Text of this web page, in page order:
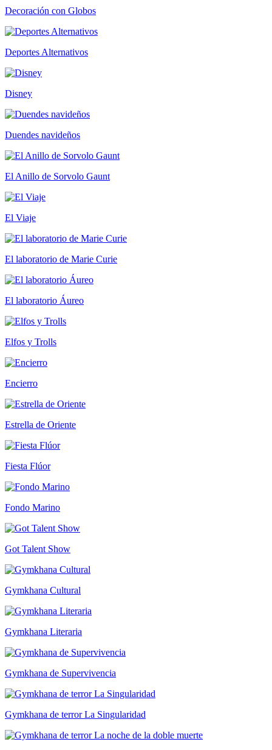
Decoración con Globos
Deportes Alternativos
Disney
Duendes navideños
El Anillo de Sorvolo Gaunt
El Viaje
El laboratorio de Marie Curie
El laboratorio Áureo
Elfos y Trolls
Encierro
Estrella de Oriente
Fiesta Flúor
Fondo Marino
Got Talent Show
Gymkhana Cultural
Gymkhana Literaria
Gymkhana de Supervivencia
Gymkhana de terror La Singularidad